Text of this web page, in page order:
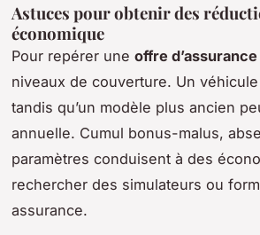
Astuces pour obtenir des
économique
Pour repérer une offre
niveaux de couverture. Un
tandis qu’un modèle plus ancien
annuelle. Cumul bonus-malus,
paramètres conduisent à des
rechercher des simulateurs ou
assurance.